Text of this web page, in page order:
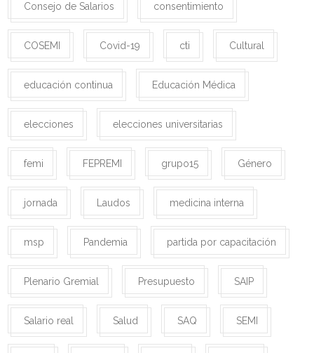
Consejo de Salarios consentimiento
COSEMI Covid-19 cti Cultural
educación continua Educación Médica
elecciones elecciones universitarias
femi FEPREMI grupo15 Género
jornada Laudos medicina interna
msp Pandemia partida por capacitación
Plenario Gremial Presupuesto SAIP
Salario real Salud SAQ SEMI